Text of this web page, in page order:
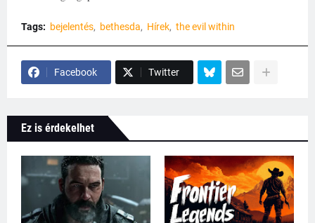
Tags: bejelentés bethesda Hírek the evil within
Facebook Twitter
Ez is érdekelhet